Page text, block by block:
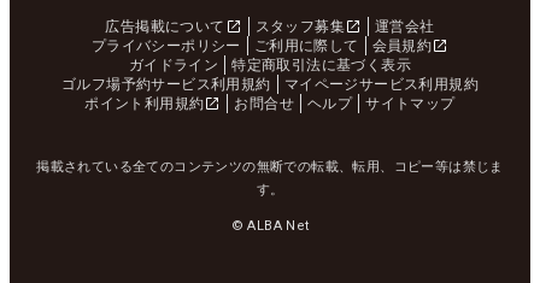
広告掲載について スタッフ募集
運営会社
プライバシーポリシー
ご利用に際して
会員規約
ガイドライン
特定商取引法に基づく表示
ゴルフ場予約サービス利用規約
マイページサービス利用規約
ポイント利用規約
お問合せ ヘルプ サイトマップ
掲載されている全てのコンテンツの無断での転載、転用、コピー等は禁じま
す。
© ALBA Net